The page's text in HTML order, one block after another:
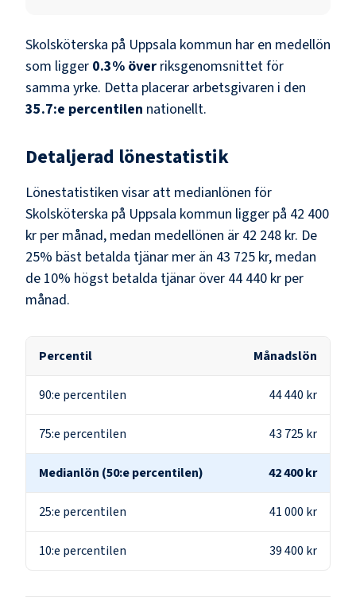
Skolsköterska på Uppsala kommun har en medellön
som ligger 0.3% över riksgenomsnittet för
samma yrke. Detta placerar arbetsgivaren i den
35.7:e percentilen nationellt.
Detaljerad lönestatistik
Lönestatistiken visar att medianlönen för
Skolsköterska på Uppsala kommun ligger på 42 400
kr per månad, medan medellönen är 42 248 kr. De
25% bäst betalda tjänar mer än 43 725 kr, medan
de 10% högst betalda tjänar över 44 440 kr per
månad.
Percentil Månadslön
90:e percentilen 44 440 kr
75:e percentilen 43 725 kr
Medianlön (50:e percentilen) 42 400 kr
25:e percentilen 41 000 kr
10:e percentilen 39 400 kr